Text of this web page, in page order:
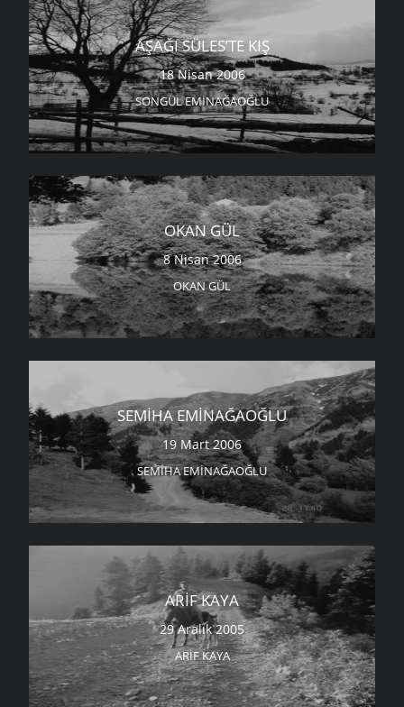
AŞAĞI SÜLES’TE KIŞ
18 Nisan 2006
SONGÜL EMINAĞAOĞLU
OKAN GÜL
8 Nisan 2006
OKAN GÜL
SEMIHA EMINAĞAOĞLU
19 Mart 2006
SEMIHA EMINAĞAOĞLU
ARIF KAYA
29 Aralık 2005
ARIF KAYA